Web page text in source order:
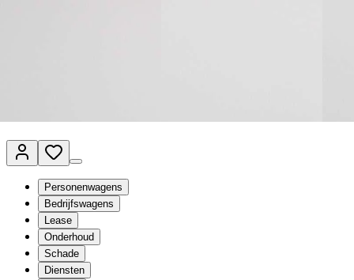
Personenwagens
Bedrijfswagens
Lease
Onderhoud
Schade
Diensten